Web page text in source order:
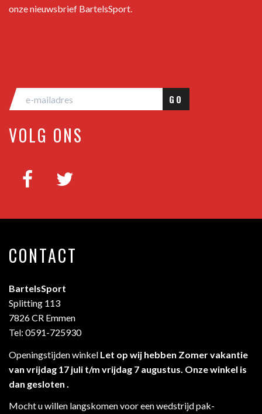
onze nieuwsbrief BartelsSport.
GO
VOLG ONS
CONTACT
BartelsSport
Splitting 113
7826 CR Emmen
Tel: 0591-725930
Openingstijden winkel Let op wij hebben Zomer vakantie
van vrijdag 17 juli t/m vrijdag 7 augustus. Onze winkel is
dan gesloten .
Mocht u willen langskomen voor een wedstrijd pak-